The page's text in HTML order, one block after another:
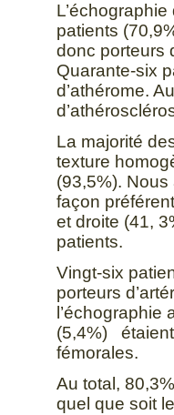
patients
donc porteurs
Quarante-six
d’athérome.
La majorité
texture
(93,5%).
façon
et droite (41,
patients.
Vingt-six
porteurs
(5,4%)
fémorales.
Au total,
quel que soit